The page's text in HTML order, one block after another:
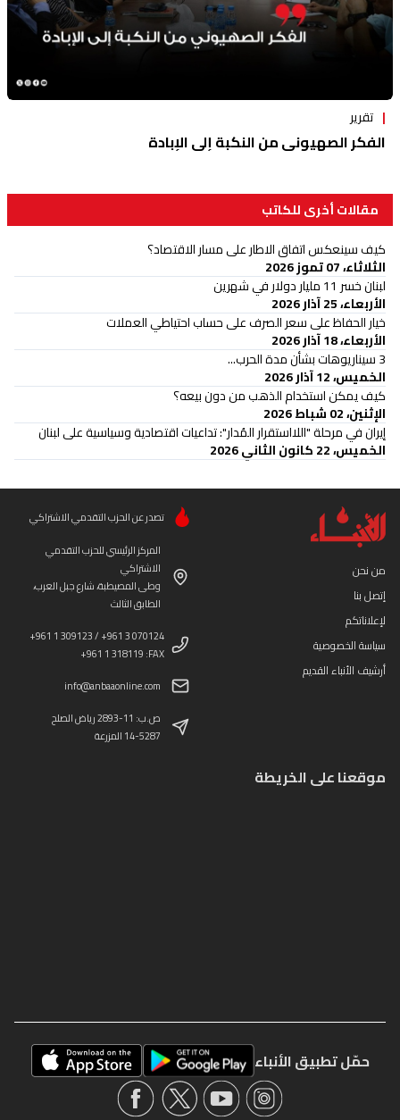
تقرير
الفكر الصهيوني من النكبة إلى الإبادة
مقالات أخرى للكاتب
كيف سينعكس اتفاق الاطار على مسار الاقتصاد؟
الثلاثاء، 07 تموز 2026
لبنان خسر 11 مليار دولار في شهرين
الأربعاء، 25 آذار 2026
خيار الحفاظ على سعر الصرف على حساب احتياطي العملات
الأربعاء، 18 آذار 2026
3 سيناريوهات بشأن مدة الحرب...
الخميس، 12 آذار 2026
كيف يمكن استخدام الذهب من دون بيعه؟
الإثنين، 02 شباط 2026
إيران في مرحلة "اللااستقرار المُدار": تداعيات اقتصادية وسياسية على لبنان
الخميس، 22 كانون الثاني 2026
من نحن
إتصل بنا
لإعلاناتكم
سياسة الخصوصية
أرشيف الأنباء القديم
تصدر عن الحزب التقدمي الاشتراكي
المركز الرئيسي للحزب التقدمي
الاشتراكي
وطى المصيطبة، شارع جبل العرب،
الطابق الثالث
+961 1 309123 / +961 3 070124
+961 1 318119 :FAX
info@anbaaonline.com
ص.ب: 11-2893 رياض الصلح
14-5287 المزرعة
موقعنا على الخريطة
حمّل تطبيق الأنباء